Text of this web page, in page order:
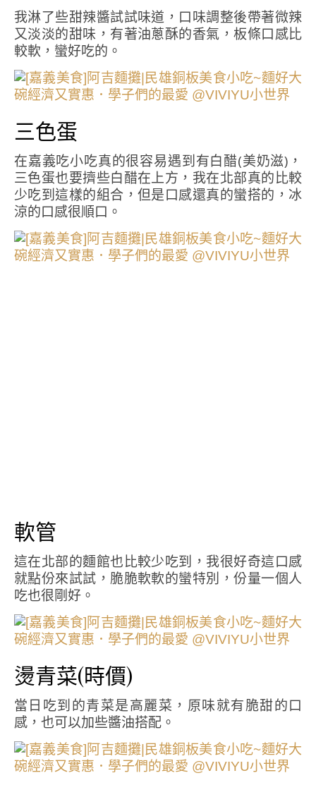
我淋了些甜辣醬試試味道，口味調整後帶著微辣
又淡淡的甜味，有著油蔥酥的香氣，板條口感比
較軟，蠻好吃的。
三色蛋
在嘉義吃小吃真的很容易遇到有白醋(美奶滋)，
三色蛋也要擠些白醋在上方，我在北部真的比較
少吃到這樣的組合，但是口感還真的蠻搭的，冰
涼的口感很順口。
軟管
這在北部的麵館也比較少吃到，我很好奇這口感
就點份來試試，脆脆軟軟的蠻特別，份量一個人
吃也很剛好。
燙青菜(時價)
當日吃到的青菜是高麗菜，原味就有脆甜的口
感，也可以加些醬油搭配。